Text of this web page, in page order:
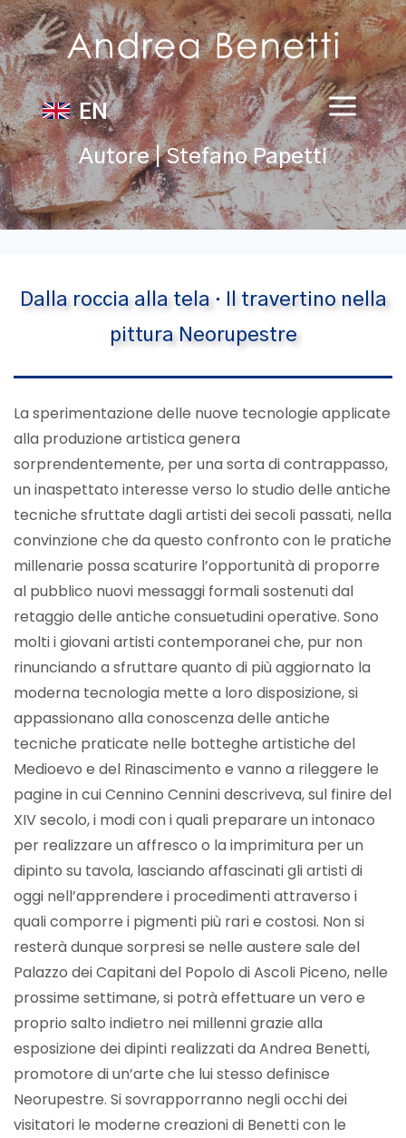
EN
Autore | Stefano Papetti
Dalla roccia alla tela · Il travertino nella
pittura Neorupestre
La sperimentazione delle nuove tecnologie applicate
alla produzione artistica genera
sorprendentemente, per una sorta di contrappasso,
un inaspettato interesse verso lo studio delle antiche
tecniche sfruttate dagli artisti dei secoli passati, nella
convinzione che da questo confronto con le pratiche
millenarie possa scaturire l’opportunità di proporre
al pubblico nuovi messaggi formali sostenuti dal
retaggio delle antiche consuetudini operative. Sono
molti i giovani artisti contemporanei che, pur non
rinunciando a sfruttare quanto di più aggiornato la
moderna tecnologia mette a loro disposizione, si
appassionano alla conoscenza delle antiche
tecniche praticate nelle botteghe artistiche del
Medioevo e del Rinascimento e vanno a rileggere le
pagine in cui Cennino Cennini descriveva, sul finire del
XIV secolo, i modi con i quali preparare un intonaco
per realizzare un affresco o la imprimitura per un
dipinto su tavola, lasciando affascinati gli artisti di
oggi nell’apprendere i procedimenti attraverso i
quali comporre i pigmenti più rari e costosi. Non si
resterà dunque sorpresi se nelle austere sale del
Palazzo dei Capitani del Popolo di Ascoli Piceno, nelle
prossime settimane, si potrà effettuare un vero e
proprio salto indietro nei millenni grazie alla
esposizione dei dipinti realizzati da Andrea Benetti,
promotore di un’arte che lui stesso definisce
Neorupestre. Si sovrapporranno negli occhi dei
visitatori le moderne creazioni di Benetti con le